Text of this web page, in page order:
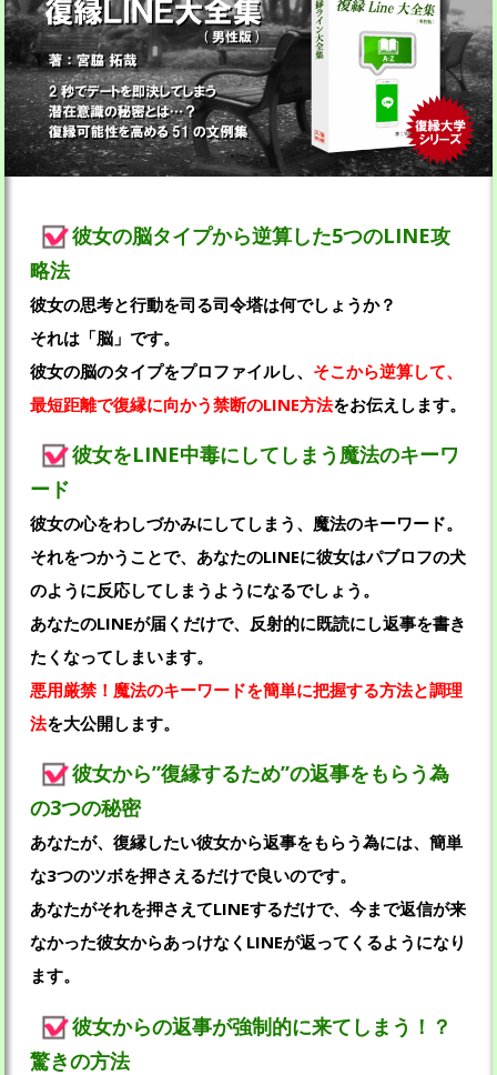
彼女の脳タイプから逆算した5つのLINE攻
略法
彼女の思考と行動を司る司令塔は何でしょうか？
それは「脳」です。
彼女の脳のタイプをプロファイルし、 そこから逆算して、
最短距離で復縁に向かう禁断のLINE方法をお伝えします。
彼女をLINE中毒にしてしまう魔法のキーワ
ード
彼女の心をわしづかみにしてしまう、魔法のキーワード。
それをつかうことで、あなたのLINEに彼女はパブロフの犬
のように反応してしまうようになるでしょう。
あなたのLINEが届くだけで、反射的に既読にし返事を書き
たくなってしまいます。
悪用厳禁！魔法のキーワードを簡単に把握する方法と調理
法を大公開します。
彼女から”復縁するため”の返事をもらう為
の3つの秘密
あなたが、復縁したい彼女から返事をもらう為には、簡単
な3つのツボを押さえるだけで良いのです。
あなたがそれを押さえてLINEするだけで、今まで返信が来
なかった彼女からあっけなくLINEが返ってくるようになり
ます。
彼女からの返事が強制的に来てしまう！？
驚きの方法